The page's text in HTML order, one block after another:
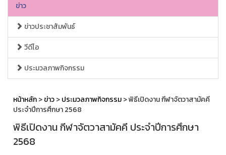
ข่าว
ข่าวประชาสัมพันธ์
วีดีโอ
ประมวลภาพกิจกรรม
หน้าหลัก>ข่าว>ประมวลภาพกิจกรรม> พิธีเปิดงาน กีฬาจัตวาสามัคคี
ประจำปีการศึกษา 2568
พิธีเปิดงาน กีฬาจัตวาสามัคคี ประจำปีการศึกษา
2568